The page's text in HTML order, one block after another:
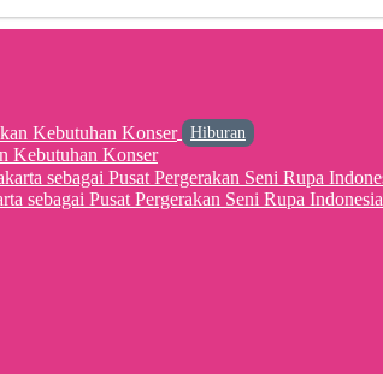
Hiburan
Kebutuhan Konser
sebagai Pusat Pergerakan Seni Rupa Indonesia